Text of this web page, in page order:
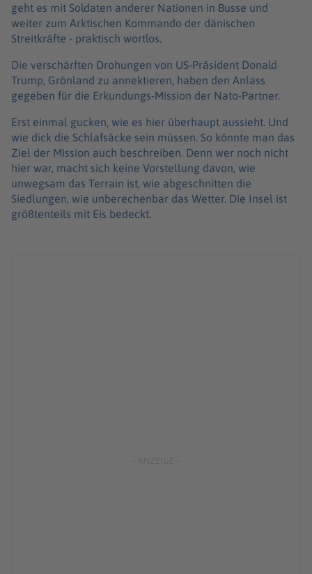
geht es mit Soldaten anderer Nationen in Busse und
weiter zum Arktischen Kommando der dänischen
Streitkräfte - praktisch wortlos.
Die verschärften Drohungen von US-Präsident Donald
Trump, Grönland zu annektieren, haben den Anlass
gegeben für die Erkundungs-Mission der Nato-Partner.
Erst einmal gucken, wie es hier überhaupt aussieht. Und
wie dick die Schlafsäcke sein müssen. So könnte man das
Ziel der Mission auch beschreiben. Denn wer noch nicht
hier war, macht sich keine Vorstellung davon, wie
unwegsam das Terrain ist, wie abgeschnitten die
Siedlungen, wie unberechenbar das Wetter. Die Insel ist
größtenteils mit Eis bedeckt.